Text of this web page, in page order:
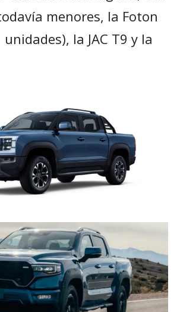
menores, la Foton
la JAC T9 y la